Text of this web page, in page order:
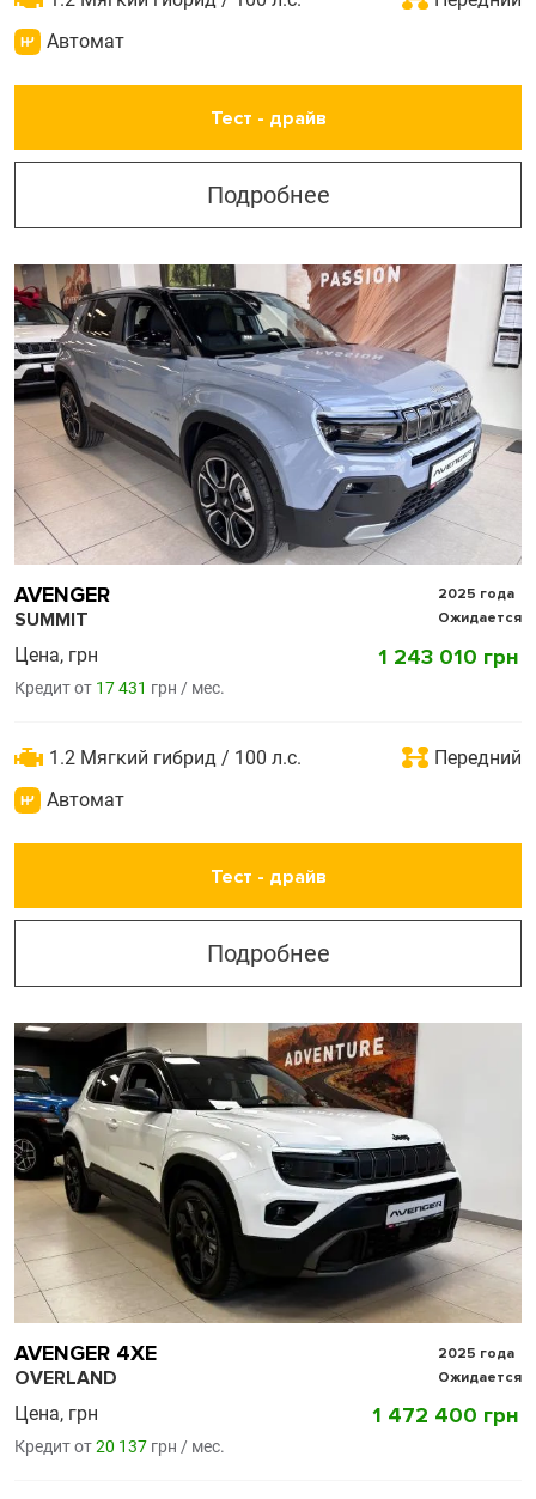
Автомат
Тест - драйв
Подробнее
AVENGER
SUMMIT
2025 года
Ожидается
Цена, грн
Кредит от 17 431 грн / мес.
1 243 010 грн
1.2 Мягкий гибрид / 100 л.с.
Передний
Автомат
Тест - драйв
Подробнее
AVENGER 4XE
OVERLAND
2025 года
Ожидается
Цена, грн
Кредит от20 137 грн / мес.
1 472 400 грн